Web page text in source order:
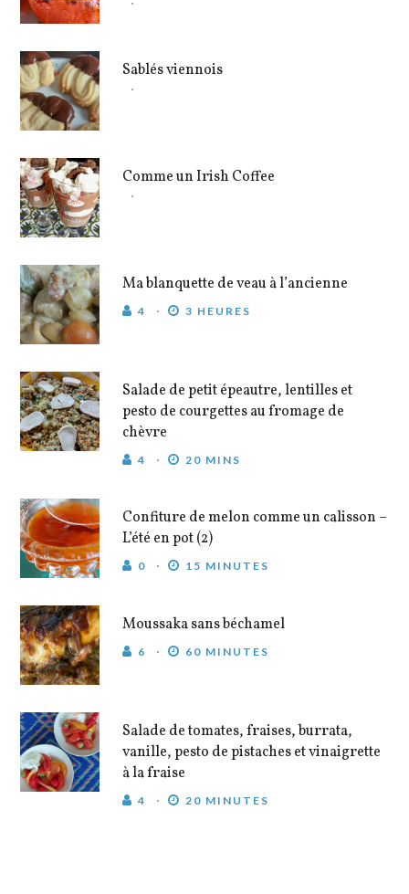
Sablés viennois
Comme un Irish Coffee
Ma blanquette de veau à l’ancienne
4 3 HEURES
Salade de petit épeautre, lentilles et
pesto de courgettes au fromage de
chèvre
4 20 MINS
Confiture de melon comme un calisson –
L’été en pot (2)
0 15 MINUTES
Moussaka sans béchamel
6 60 MINUTES
Salade de tomates, fraises, burrata,
vanille, pesto de pistaches et vinaigrette
à la fraise
4 20 MINUTES